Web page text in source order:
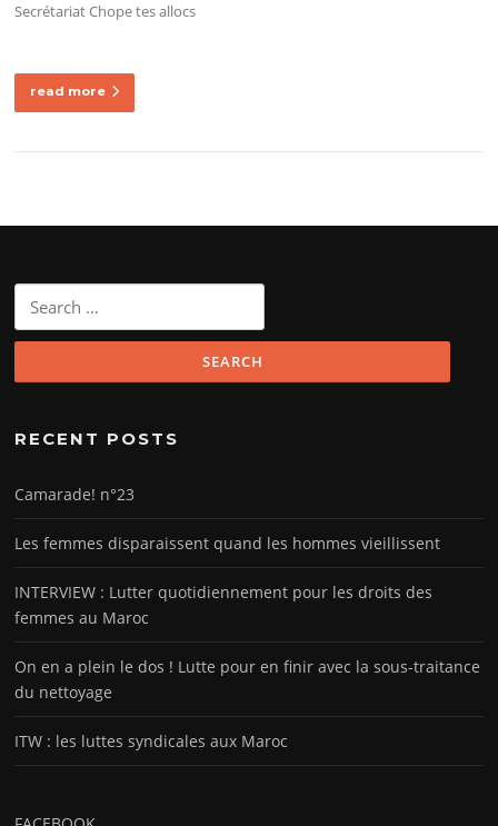
Secrétariat Chope tes allocs
read more
RECENT POSTS
Camarade! n°23
Les femmes disparaissent quand les hommes vieillissent
INTERVIEW : Lutter quotidiennement pour les droits des
femmes au Maroc
On en a plein le dos ! Lutte pour en finir avec la sous-traitance
du nettoyage
ITW : les luttes syndicales aux Maroc